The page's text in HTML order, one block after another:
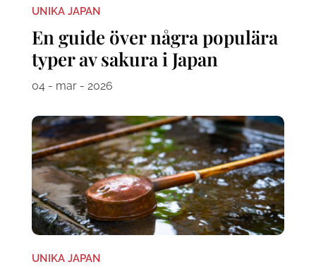
UNIKA JAPAN
En guide över några populära
typer av sakura i Japan
04 - mar - 2026
UNIKA JAPAN